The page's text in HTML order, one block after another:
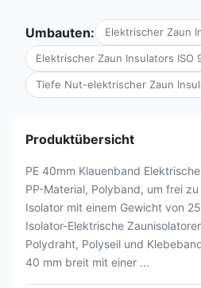
Umbauten: Elektrischer Zaun
Elektrischer Zaun Insulators ISO
Tiefe Nut-elektrischer Zaun
Produktübersicht
PE 40mm Klauenband
PP-Material, Polyband, um frei
Isolator mit einem Gewicht von
Isolator-Elektrische
Polydraht, Polyseil und
40 mm breit mit einer ...